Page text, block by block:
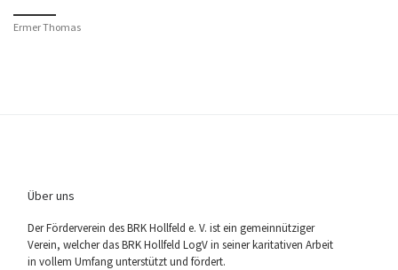
Ermer Thomas
Über uns
Der För­der­ver­ein des BRK Holl­feld e. V. ist ein gemein­nüt­zi­ger
Ver­ein, wel­cher das BRK Holl­feld LogV in sei­ner kari­ta­ti­ven Arbeit
in vol­lem Umfang unter­stützt und fördert.